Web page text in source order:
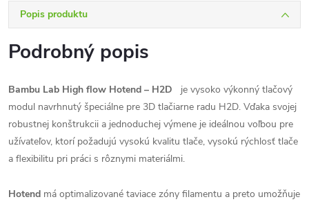
Popis produktu
Podrobný popis
Bambu Lab High flow Hotend – H2D
je vysoko výkonný tlačový
modul navrhnutý špeciálne pre 3D tlačiarne radu H2D. Vďaka svojej
robustnej konštrukcii a jednoduchej výmene je ideálnou voľbou pre
užívateľov, ktorí požadujú vysokú kvalitu tlače, vysokú rýchlosť tlače
a flexibilitu pri práci s rôznymi materiálmi.
Hotend má optimalizované taviace zóny filamentu a preto umožňuje